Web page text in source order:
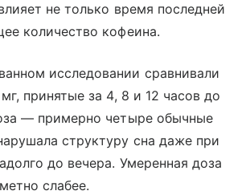
не только время последней
количество кофеина.
исследовании сравнивали
принятые за 4, 8 и 12 часов до
— примерно четыре обычные
структуру сна даже при
до вечера. Умеренная доза
слабее.